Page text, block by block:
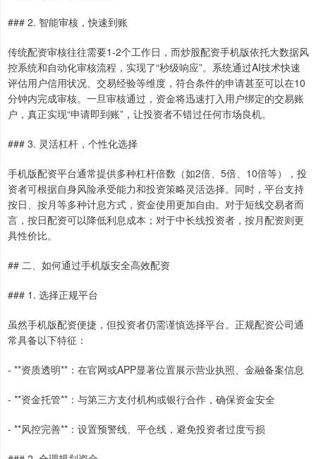
### 2. 智能审核，快速到账
传统配资审核往往需要1-2个工作日，而炒股配资手机版依托大数据风
控系统和自动化审核流程，实现了“秒级响应”。系统通过AI技术快速
评估用户信用状况、交易经验等维度，符合条件的申请甚至可以在10
分钟内完成审核。一旦审核通过，资金将迅速打入用户绑定的交易账
户，真正实现“申请即到账”，让投资者不错过任何市场良机。
### 3. 灵活杠杆，个性化选择
手机版配资平台通常提供多种杠杆倍数（如2倍、5倍、10倍等），投
资者可根据自身风险承受能力和投资策略灵活选择。同时，平台支持
按日、按月等多种计息方式，资金使用更加自由。对于短线交易者而
言，按日配资可以降低利息成本；对于中长线投资者，按月配资则更
具性价比。
## 二、如何通过手机版安全高效配资
### 1. 选择正规平台
虽然手机版配资便捷，但投资者仍需谨慎选择平台。正规配资公司通
常具备以下特征：
- **资质透明**：在官网或APP显著位置展示营业执照、金融备案信息
- **资金托管**：与第三方支付机构或银行合作，确保资金安全
- **风控完善**：设置预警线、平仓线，避免投资者过度亏损